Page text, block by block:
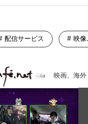
配信サービス 映像
映画、海